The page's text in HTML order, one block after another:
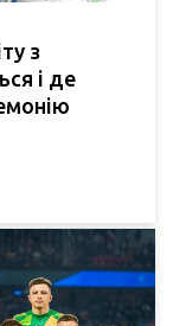
з
і де